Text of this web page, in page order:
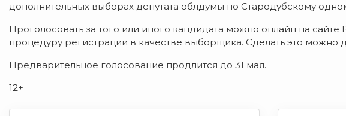
дополнительных выборах депутата облдумы по Стародубскому
Проголосовать за того или иного кандидата можно онлайн на сайте
процедуру регистрации в качестве выборщика. Сделать это можно
Предварительное голосование продлится до 31 мая.
12+